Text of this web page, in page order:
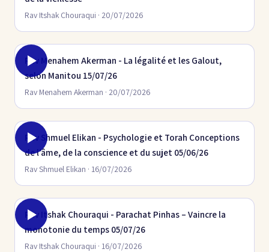
Rav Itshak Chouraqui · 20/07/2026
Rav Menahem Akerman - La légalité et les Galout,
selon Manitou 15/07/26
Rav Menahem Akerman · 20/07/2026
Rav Shmuel Elikan - Psychologie et Torah Conceptions
de l’âme, de la conscience et du sujet 05/06/26
Rav Shmuel Elikan · 16/07/2026
Rav Itshak Chouraqui - Parachat Pinhas – Vaincre la
monotonie du temps 05/07/26
Rav Itshak Chouraqui · 16/07/2026